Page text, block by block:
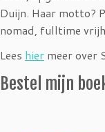
Duijn. Haar motto?
nomad, fulltime
Lees hier meer over
Bestel mijn